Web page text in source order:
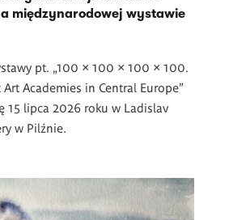
międzynarodowej wystawie
pt. „100 × 100 × 100 × 100.
Academies in Central Europe”
15 lipca 2026 roku w Ladislav
w Pilźnie.